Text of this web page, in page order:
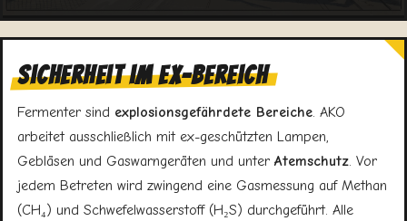
Sicherheit im Ex-Bereich
Fermenter sind explosionsgefährdete Bereiche. AKO
arbeitet ausschließlich mit ex-geschützten Lampen,
Gebläsen und Gaswarngeräten und unter Atemschutz. Vor
jedem Betreten wird zwingend eine Gasmessung auf Methan
(CH₄) und Schwefelwasserstoff (H₂S) durchgeführt. Alle